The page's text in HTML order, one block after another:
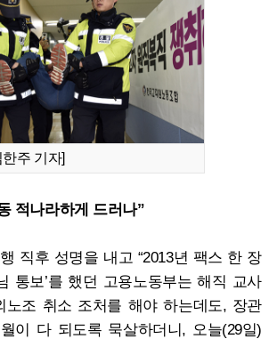
한주 기자]
적나라하게 드러나”
직후 성명을 내고 “2013년 팩스 한 장
통보’를 했던 고용노동부는 해직 교사
노조 취소 조처를 해야 하는데도, 장관
이 다 되도록 묵살하더니, 오늘(29일)